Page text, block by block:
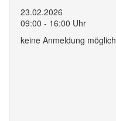
23.02.2026
09:00 - 16:00 Uhr
keine Anmeldung möglich